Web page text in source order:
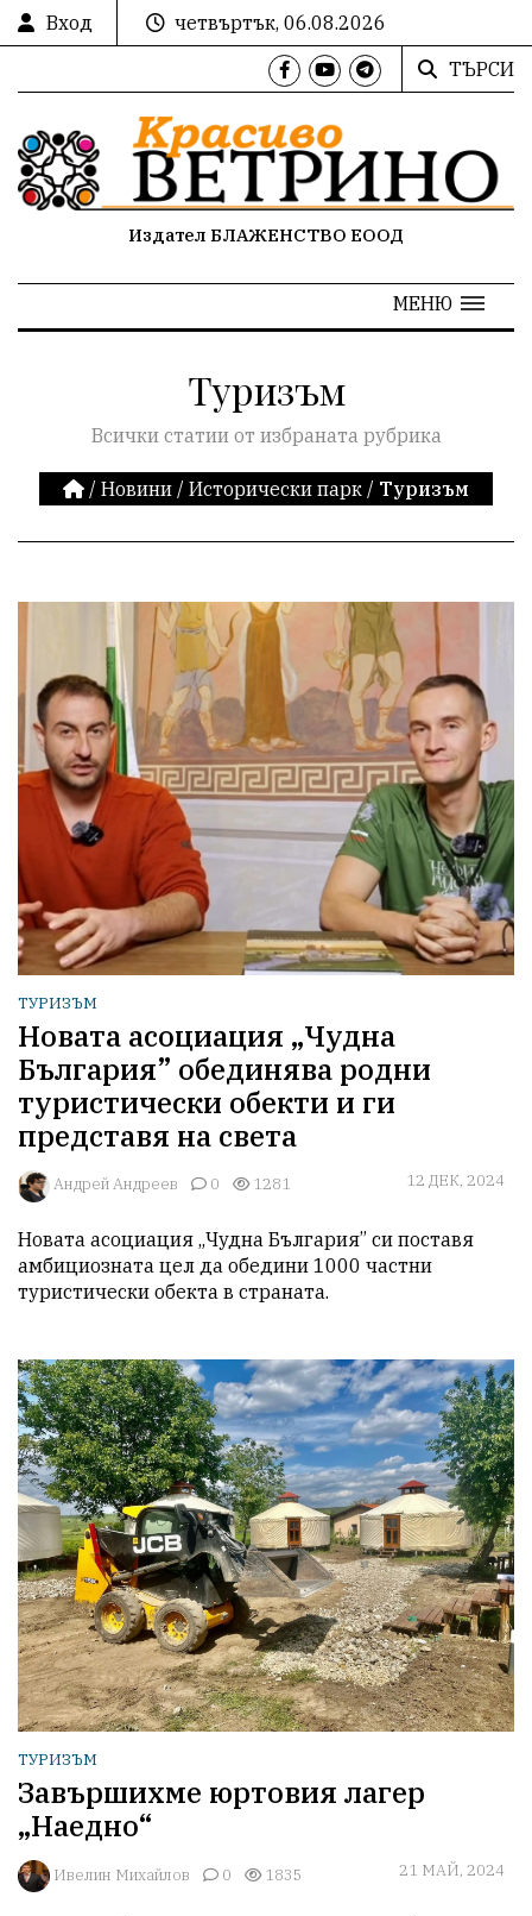
Вход
четвъртък, 06.08.2026
ТЪРСИ
Издател БЛАЖЕНСТВО ЕООД
МЕНЮ
Туризъм
Всички статии от избраната рубрика
/ Новини / Исторически парк / Туризъм
ТУРИЗЪМ
Новата асоциация „Чудна
България” обединява родни
туристически обекти и ги
представя на света
Aндрей Андреев 0 1281 12 ДЕК, 2024
Новата асоциация „Чудна България” си поставя
амбициозната цел да обедини 1000 частни
туристически обекта в страната.
ТУРИЗЪМ
Завършихме юртовия лагер
„Наедно“
Ивелин Михайлов 0 1835 21 МАЙ, 2024